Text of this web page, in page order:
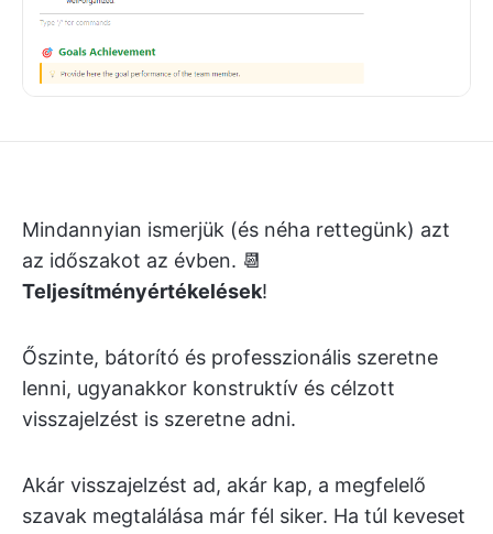
Mindannyian ismerjük (és néha rettegünk) azt
az időszakot az évben. 📆
Teljesítményértékelések!
Őszinte, bátorító és professzionális szeretne
lenni, ugyanakkor konstruktív és célzott
visszajelzést is szeretne adni.
Akár visszajelzést ad, akár kap, a megfelelő
szavak megtalálása már fél siker. Ha túl keveset